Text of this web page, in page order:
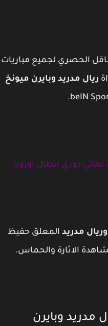
الحصري لجميع مباريات
ريال مدريد وبايرن ميونخ
دوري ابطال اوروبا
مدريد المعلق حفيظ
الاثارة والحماس.
مدريد وبايرن